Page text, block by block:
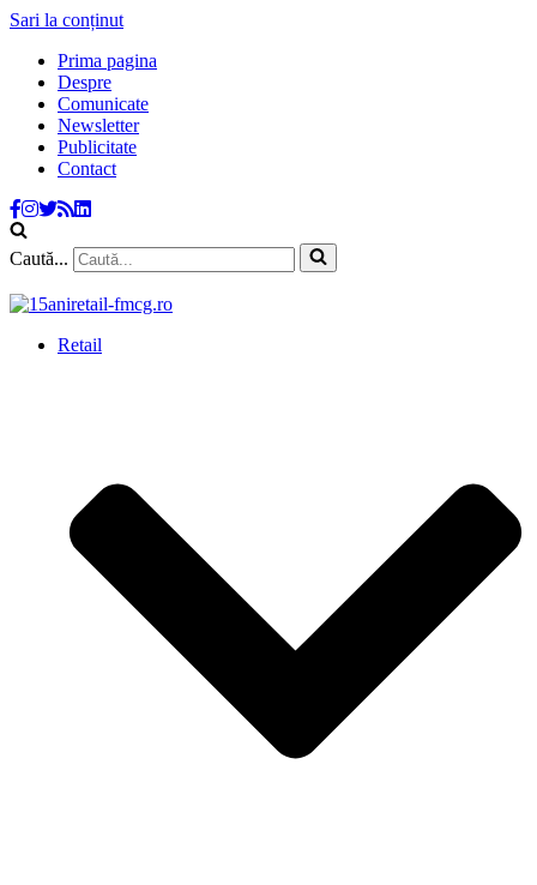
Sari la conținut
Prima pagina
Despre
Comunicate
Newsletter
Publicitate
Contact
Caută...
Retail